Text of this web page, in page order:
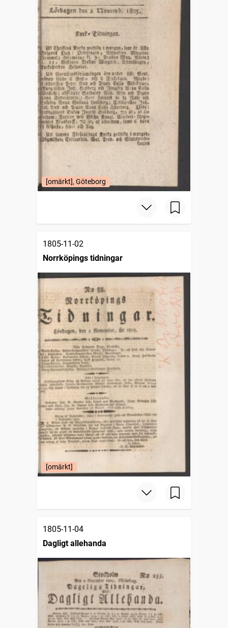
[omärkt], Göteborg
1805-11-02
Norrköpings tidningar
[omärkt]
1805-11-04
Dagligt allehanda